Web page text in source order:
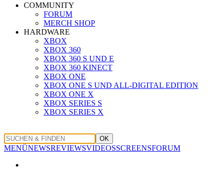
COMMUNITY
FORUM
MERCH SHOP
HARDWARE
XBOX
XBOX 360
XBOX 360 S UND E
XBOX 360 KINECT
XBOX ONE
XBOX ONE S UND ALL-DIGITAL EDITION
XBOX ONE X
XBOX SERIES S
XBOX SERIES X
OK
MENÜNEWSREVIEWSVIDEOSSCREENSFORUM